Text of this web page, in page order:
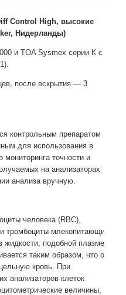
Control High, высокие
Нидерланды)
и TOA Sysmex серии К с 3-
после вскрытия — 3
контрольным препаратом
для использования в
мониторинга точности и
на анализаторах
анализа вручную.
человека (RBC),
тромбоциты млекопитающих.
жидкости, подобной плазме
таким образом, что он
кровь. При
анализаторов клеток
величины, из